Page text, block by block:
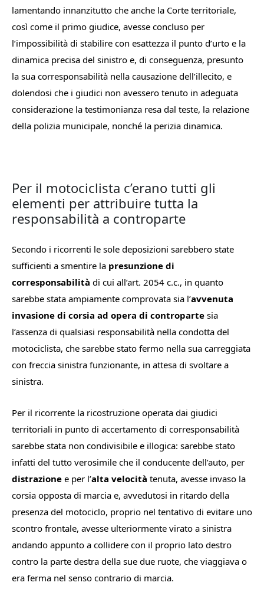
lamentando innanzitutto che anche la Corte territoriale,
così come il primo giudice, avesse concluso per
l’impossibilità di stabilire con esattezza il punto d’urto e la
dinamica precisa del sinistro e, di conseguenza, presunto
la sua corresponsabilità nella causazione dell’illecito, e
dolendosi che i giudici non avessero tenuto in adeguata
considerazione la testimonianza resa dal teste, la relazione
della polizia municipale, nonché la perizia dinamica.
Per il motociclista c’erano tutti gli
elementi per attribuire tutta la
responsabilità a controparte
Secondo i ricorrenti le sole deposizioni sarebbero state
sufficienti a smentire la presunzione di
corresponsabilità di cui all’art. 2054 c.c., in quanto
sarebbe stata ampiamente comprovata sia l’avvenuta
invasione di corsia ad opera di controparte sia
l’assenza di qualsiasi responsabilità nella condotta del
motociclista, che sarebbe stato fermo nella sua carreggiata
con freccia sinistra funzionante, in attesa di svoltare a
sinistra.
Per il ricorrente la ricostruzione operata dai giudici
territoriali in punto di accertamento di corresponsabilità
sarebbe stata non condivisibile e illogica: sarebbe stato
infatti del tutto verosimile che il conducente dell’auto, per
distrazione e per l’alta velocità tenuta, avesse invaso la
corsia opposta di marcia e, avvedutosi in ritardo della
presenza del motociclo, proprio nel tentativo di evitare uno
scontro frontale, avesse ulteriormente virato a sinistra
andando appunto a collidere con il proprio lato destro
contro la parte destra della sue due ruote, che viaggiava o
era ferma nel senso contrario di marcia.